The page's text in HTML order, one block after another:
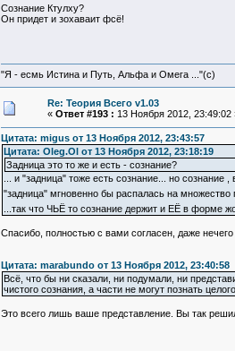
Сознание Ктулху?
Он придет и зохаваит фсё!
"Я - есмь Истина и Путь, Альфа и Омега ..."(с)
Re: Теория Всего v1.03
« Ответ #193 : 13 Ноября 2012, 23:49:02
Цитата: migus от 13 Ноября 2012, 23:43:57
Цитата: Oleg.Ol от 13 Ноября 2012, 23:18:19
Задница это то же и есть - сознание?
... и "задница" тоже есть сознание... но сознание
"задница" мгновенно бы распалась на
...так что ЧЬЁ то сознание держит и ЕЁ в форме
Спасибо, полностью с вами согласен, даже
Цитата: marabundo от 13 Ноября 2012, 23:40:58
Всё, что бы ни сказали, ни подумали, ни
чистого сознания, а части не могут познать
Это всего лишь ваше представление. Вы так